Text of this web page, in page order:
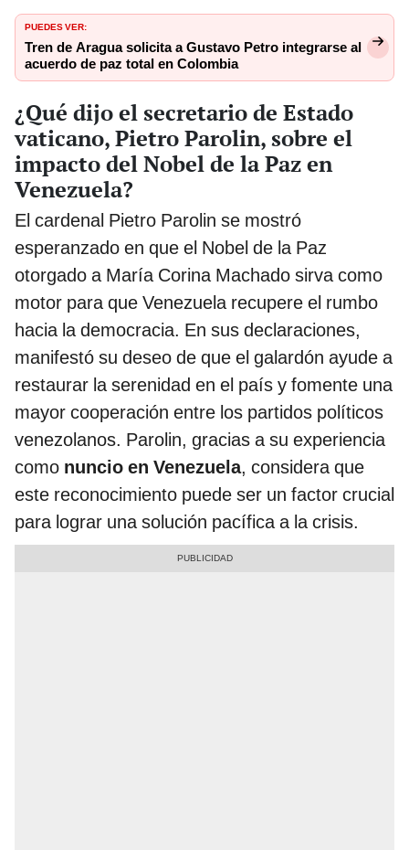
PUEDES VER:
Tren de Aragua solicita a Gustavo Petro integrarse al
acuerdo de paz total en Colombia
¿Qué dijo el secretario de Estado
vaticano, Pietro Parolin, sobre el
impacto del Nobel de la Paz en
Venezuela?
El cardenal Pietro Parolin se mostró
esperanzado en que el Nobel de la Paz
otorgado a María Corina Machado sirva como
motor para que Venezuela recupere el rumbo
hacia la democracia. En sus declaraciones,
manifestó su deseo de que el galardón ayude a
restaurar la serenidad en el país y fomente una
mayor cooperación entre los partidos políticos
venezolanos. Parolin, gracias a su experiencia
como nuncio en Venezuela, considera que
este reconocimiento puede ser un factor crucial
para lograr una solución pacífica a la crisis.